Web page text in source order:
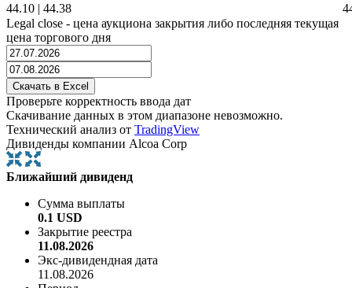
44.10 | 44.38
Legal close - цена аукциона закрытия либо последняя текущая
цена торгового дня
Проверьте корректность ввода дат
Скачивание данных в этом диапазоне невозможно.
Технический анализ от TradingView
Дивиденды компании Alcoa Corp
Ближайший дивиденд
Сумма выплаты
0.1 USD
Закрытие реестра
11.08.2026
Экс-дивидендная дата
11.08.2026